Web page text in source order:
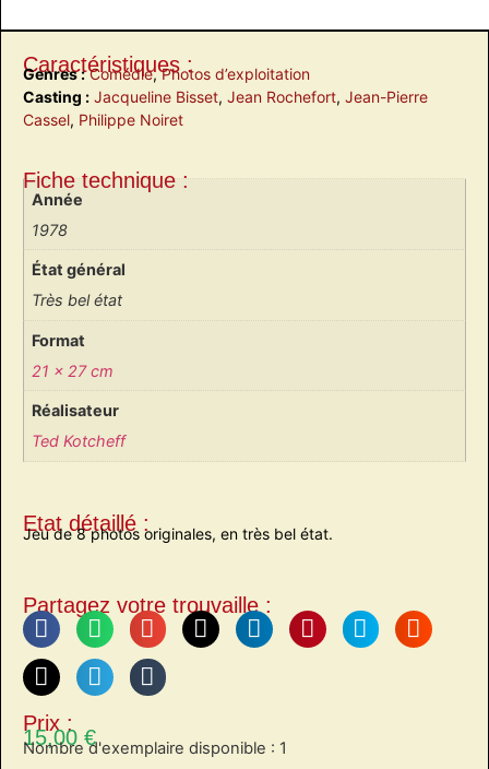
Caractéristiques :
Genres : Comédie,Photos d’exploitation
Casting : Jacqueline Bisset, Jean Rochefort, Jean-Pierre
Cassel, Philippe Noiret
Fiche technique :
Année
1978
État général
Très bel état
Format
21 x 27 cm
Réalisateur
Ted Kotcheff
Etat détaillé :
Jeu de 8 photos originales, en très bel état.
Partagez votre trouvaille :
Prix :
15,00 €
Nombre d'exemplaire disponible : 1